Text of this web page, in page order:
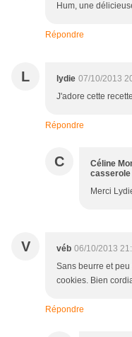
Hum, une
Répondre
L lydie 07/10/2013
J'adore cette
Répondre
C
Céline
casserole
Merci
V véb 06/10/2013
Sans beurre et
cookies. Bien
Répondre